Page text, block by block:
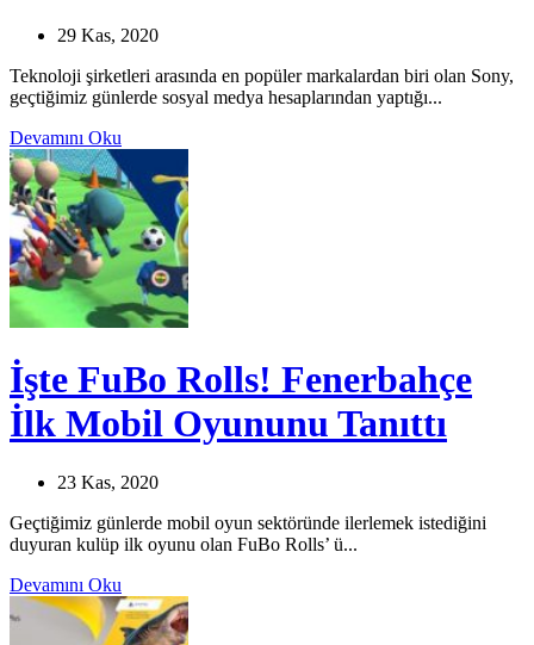
29 Kas, 2020
Teknoloji şirketleri arasında en popüler markalardan biri olan Sony,
geçtiğimiz günlerde sosyal medya hesaplarından yaptığı...
Devamını Oku
İşte FuBo Rolls! Fenerbahçe
İlk Mobil Oyununu Tanıttı
23 Kas, 2020
Geçtiğimiz günlerde mobil oyun sektöründe ilerlemek istediğini
duyuran kulüp ilk oyunu olan FuBo Rolls’ ü...
Devamını Oku